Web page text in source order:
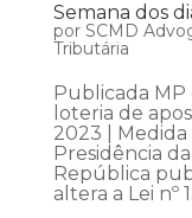
Semana dos
por SCMD
Tributária
Publicada MP
loteria de
2023 | Medida
Presidência
República
altera a Lei nº